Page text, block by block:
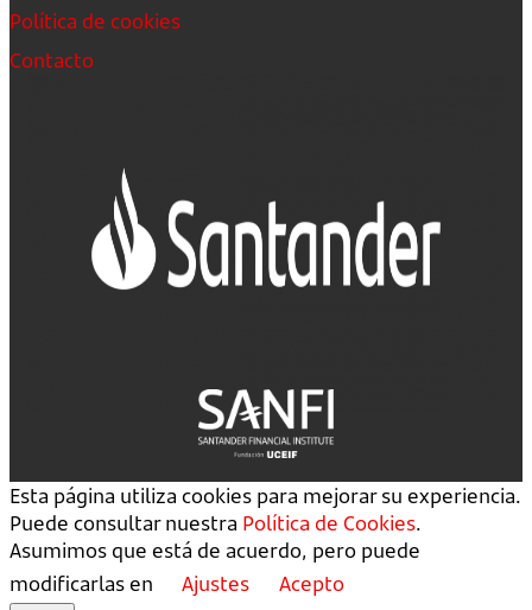
Política de cookies
Contacto
Esta página utiliza cookies para mejorar su experiencia.
Puede consultar nuestra Política de Cookies.
Asumimos que está de acuerdo, pero puede
modificarlas en
Ajustes Acepto